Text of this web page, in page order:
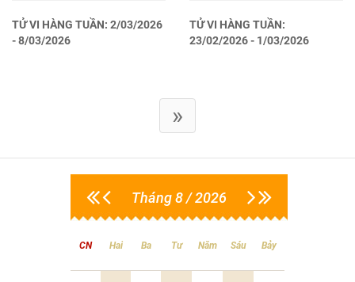
TỬ VI HÀNG TUẦN: 2/03/2026
- 8/03/2026
TỬ VI HÀNG TUẦN:
23/02/2026 - 1/03/2026
»
Tháng 8 / 2026
CN Hai Ba Tư Năm Sáu Bảy